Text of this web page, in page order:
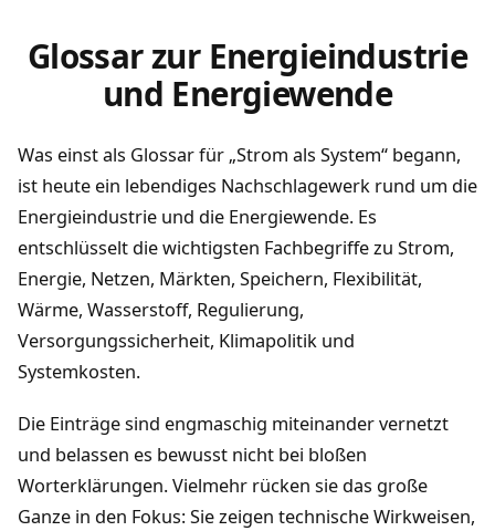
Glossar zur Energieindustrie
und Energiewende
Was einst als Glossar für „Strom als System“ begann,
ist heute ein lebendiges Nachschlagewerk rund um die
Energieindustrie und die Energiewende. Es
entschlüsselt die wichtigsten Fachbegriffe zu Strom,
Energie, Netzen, Märkten, Speichern, Flexibilität,
Wärme, Wasserstoff, Regulierung,
Versorgungssicherheit, Klimapolitik und
Systemkosten.
Die Einträge sind engmaschig miteinander vernetzt
und belassen es bewusst nicht bei bloßen
Worterklärungen. Vielmehr rücken sie das große
Ganze in den Fokus: Sie zeigen technische Wirkweisen,